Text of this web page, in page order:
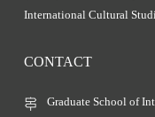
International Cultural
CONTACT
Graduate School of